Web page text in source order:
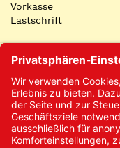
Vorkasse
Lastschrift
Kontakt
Kontakt/Anfrage
Neukundenanmeldung
Kennwort vergessen